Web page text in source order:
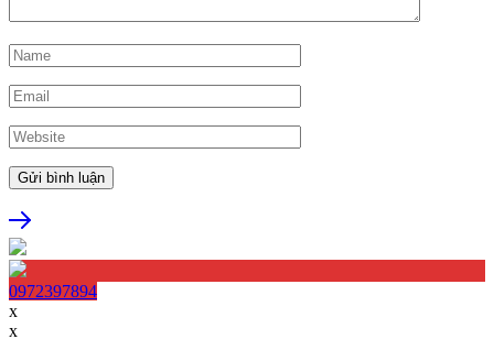
0972397894
x
x